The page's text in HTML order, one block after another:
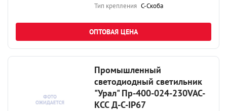
Тип крепления С-Скоба
ОПТОВАЯ ЦЕНА
Промышленный
светодиодный светильник
"Урал" Пр-400-024-230VAC-
КСС Д-С-IP67